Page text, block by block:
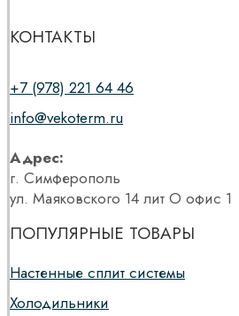
КОНТАКТЫ
+7 (978) 221 64 46
info@vekoterm.ru
Адрес:
г. Симферополь
ул. Маяковского 14 лит О офис 1
ПОПУЛЯРНЫЕ ТОВАРЫ
Настенные сплит системы
Холодильники